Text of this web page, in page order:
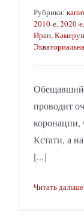
Рубрики:
2010-е,2020-е,
Иран,Камерун
Обещавший
проводит
коронации,
Кстати, а
[...]
Читать дальше